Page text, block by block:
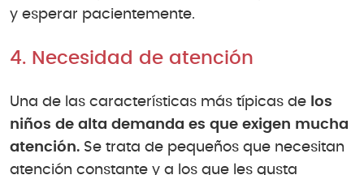
y esperar pacientemente.
4. Necesidad de atención
Una de las características más típicas de los
niños de alta demanda es que exigen mucha
atención. Se trata de pequeños que necesitan
atención constante y a los que les gusta